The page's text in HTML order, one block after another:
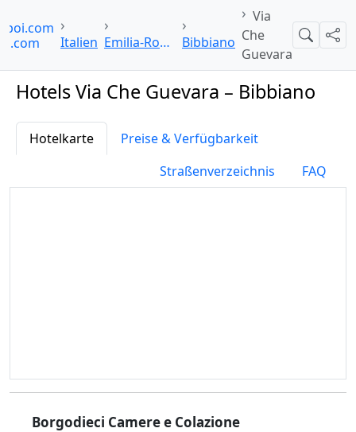
Italien
Emilia-Romagna Bibbiano
Via
Che
Guevara
Suche
Hotels Via Che Guevara – Bibbiano
Hotelkarte
Preise & Verfügbarkeit
Straßenverzeichnis
FAQ
Borgodieci Camere e Colazione